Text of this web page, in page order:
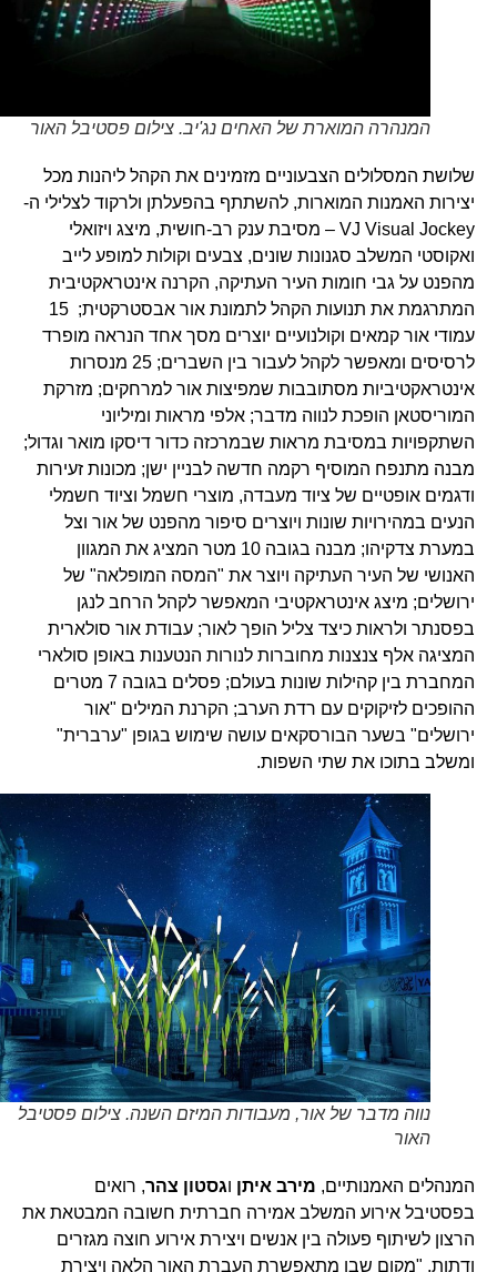
המנהרה המוארת של האחים נג'יב. צילום פסטיבל האור
שלושת המסלולים הצבעוניים מזמינים את הקהל ליהנות מכל
יצירות האמנות המוארות, להשתתף בהפעלתן ולרקוד לצלילי ה-
VJ Visual Jockey – מסיבת ענק רב-חושית, מיצג ויזואלי
ואקוסטי המשלב סגנונות שונים, צבעים וקולות למופע לייב
מהפנט על גבי חומות העיר העתיקה, הקרנה אינטראקטיבית
המתרגמת את תנועות הקהל לתמונת אור אבסטרקטית; 15
עמודי אור קמאים וקולנועיים יוצרים מסך אחד הנראה מופרד
לרסיסים ומאפשר לקהל לעבור בין השברים; 25 מנסרות
אינטראקטיביות מסתובבות שמפיצות אור למרחקים; מזרקת
המוריסטאן הופכת לנווה מדבר; אלפי מראות ומיליוני
השתקפויות במסיבת מראות שבמרכזה כדור דיסקו מואר וגדול;
מבנה מתנפח המוסיף רקמה חדשה לבניין ישן; מכונות זעירות
ודגמים אופטיים של ציוד מעבדה, מוצרי חשמל וציוד חשמלי
הנעים במהירויות שונות ויוצרים סיפור מהפנט של אור וצל
במערת צדקיהו; מבנה בגובה 10 מטר המציג את המגוון
האנושי של העיר העתיקה ויוצר את "המסה המופלאה" של
ירושלים; מיצג אינטראקטיבי המאפשר לקהל הרחב לנגן
בפסנתר ולראות כיצד צליל הופך לאור; עבודת אור סולארית
המציגה אלף צנצנות מחוברות לנורות הנטענות באופן סולארי
המחברת בין קהילות שונות בעולם; פסלים בגובה 7 מטרים
ההופכים לזיקוקים עם רדת הערב; הקרנת המילים "אור
ירושלים" בשער הבורסקאים עושה שימוש בגופן "ערברית"
ומשלב בתוכו את שתי השפות.
נווה מדבר של אור, מעבודות המיזם השנה. צילום פסטיבל
האור
המנהלים האמנותיים,מירב איתןוגסטון צהר, רואים
בפסטיבל אירוע המשלב אמירה חברתית חשובה המבטאת את
הרצון לשיתוף פעולה בין אנשים ויצירת אירוע חוצה מגזרים
ודתות, "מקום שבו מתאפשרת העברת האור הלאה ויצירת